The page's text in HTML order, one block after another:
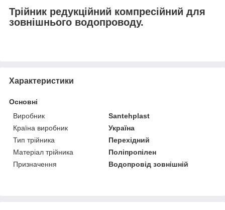
Трійник редукційний компресійний для
зовнішнього водопроводу.
Характеристики
Основні
Виробник
Santehplast
Країна виробник
Україна
Тип трійника
Перехідний
Матеріал трійника
Поліпропілен
Призначення
Водопровід зовнішній